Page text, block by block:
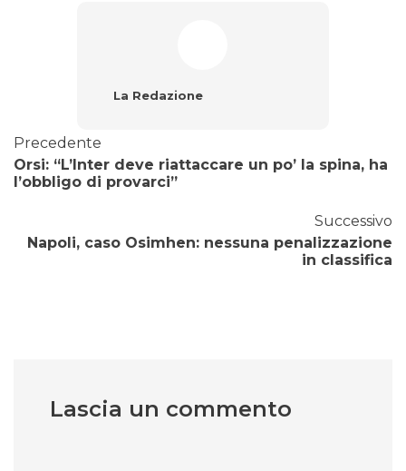
La Redazione
Precedente
Orsi: “L’Inter deve riattaccare un po’ la spina, ha
l’obbligo di provarci”
Successivo
Napoli, caso Osimhen: nessuna penalizzazione
in classifica
Lascia un commento